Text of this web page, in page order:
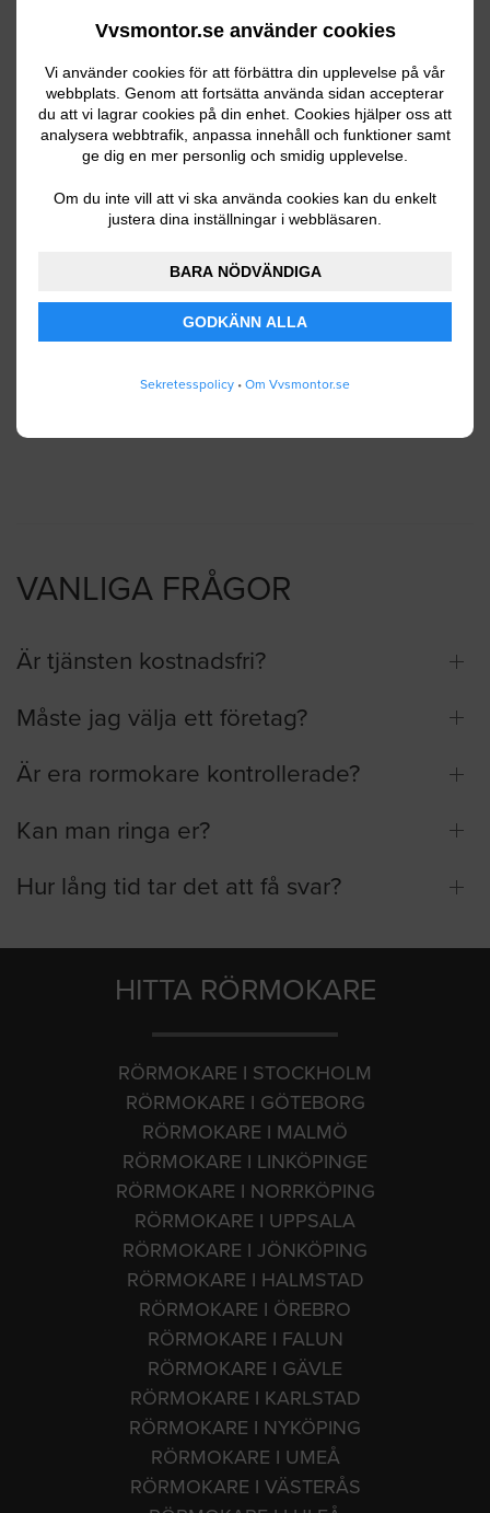
Vvsmontor.se använder cookies
Vi använder cookies för att förbättra din upplevelse på vår
webbplats. Genom att fortsätta använda sidan accepterar
du att vi lagrar cookies på din enhet. Cookies hjälper oss att
analysera webbtrafik, anpassa innehåll och funktioner samt
ge dig en mer personlig och smidig upplevelse.
Om du inte vill att vi ska använda cookies kan du enkelt
justera dina inställningar i webbläsaren.
BARA NÖDVÄNDIGA
GODKÄNN ALLA
Sekretesspolicy • Om Vvsmontor.se
Din e-postadress
Ditt telefonnummer
använder mina personuppgifter enligt
SKICKA IN
VANLIGA FRÅGOR
Är tjänsten kostnadsfri?
Måste jag välja ett företag?
Är era rormokare kontrollerade?
Kan man ringa er?
Hur lång tid tar det att få svar?
HITTA RÖRMOKARE
RÖRMOKARE I STOCKHOLM
RÖRMOKARE I GÖTEBORG
RÖRMOKARE I MALMÖ
RÖRMOKARE I LINKÖPINGE
RÖRMOKARE I NORRKÖPING
RÖRMOKARE I UPPSALA
RÖRMOKARE I JÖNKÖPING
RÖRMOKARE I HALMSTAD
RÖRMOKARE I ÖREBRO
RÖRMOKARE I FALUN
RÖRMOKARE I GÄVLE
RÖRMOKARE I KARLSTAD
RÖRMOKARE I NYKÖPING
RÖRMOKARE I UMEÅ
RÖRMOKARE I VÄSTERÅS